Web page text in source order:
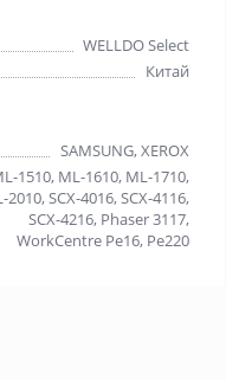
WELLDO Select
Китай
SAMSUNG, XEROX
1510, ML-1610, ML-1710,
2010, SCX-4016, SCX-4116,
SCX-4216, Phaser 3117,
WorkCentre Pe16, Pe220